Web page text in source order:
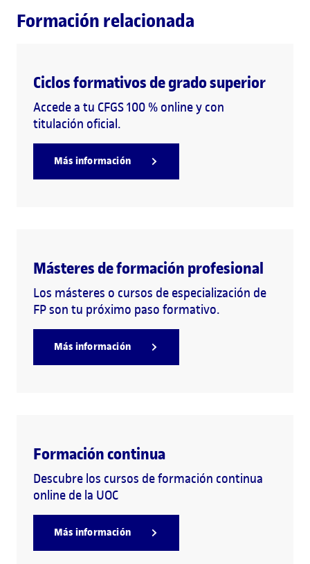
Formación relacionada
Ciclos formativos de grado superior
Accede a tu CFGS 100 % online y con
titulación oficial.
Más información
Másteres de formación profesional
Los másteres o cursos de especialización de
FP son tu próximo paso formativo.
Más información
Formación continua
Descubre los cursos de formación continua
online de la UOC
Más información